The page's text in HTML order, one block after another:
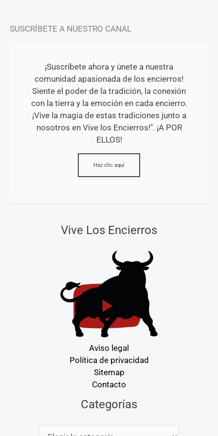
SUSCRÍBETE A NUESTRO CANAL
¡Suscríbete ahora y únete a nuestra
comunidad apasionada de los encierros!
Siente el poder de la tradición, la conexión
con la tierra y la emoción en cada encierro.
¡Vive la magia de estas tradiciones junto a
nosotros en Vive los Encierros!". ¡A POR
ELLOS!
Haz clic aquí
Vive Los Encierros
Aviso legal
Política de privacidad
Sitemap
Contacto
Categorías